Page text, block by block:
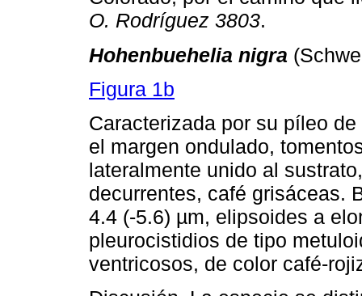
O. Rodríguez 3803.
Hohenbuehelia nigra
Figura 1b
Caracterizada por su píleo
el margen ondulado,
lateralmente unido al
decurrentes, café grisáceas.
4.4 (-5.6) µm, elipsoides a
pleurocistidios de tipo
ventricosos, de color café-